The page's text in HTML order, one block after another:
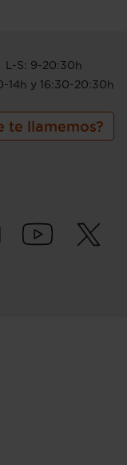
L-S: 9-20:30h
14h y 16:30-20:30h
te llamemos?